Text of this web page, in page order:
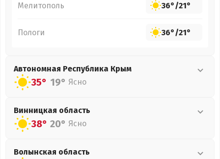
Мелитополь 36°/21°
Пологи 36°/21°
Автономная Республика Крым
35° 19° Ясно
Винницкая область
38° 20° Ясно
Волынская область